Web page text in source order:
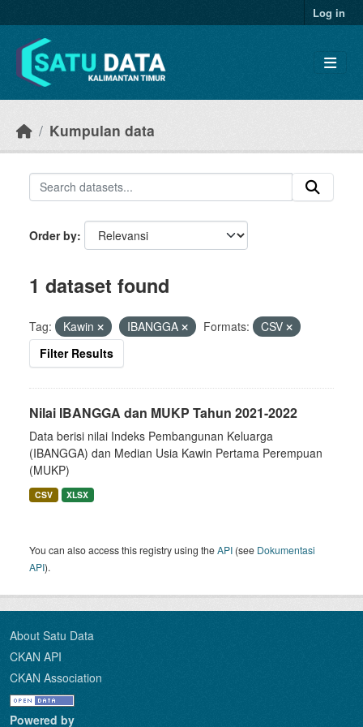
Log in
Kumpulan data
Order by
1 dataset found
Tag: Kawin IBANGGA Formats:
CSV
Filter Results
Nilai IBANGGA dan MUKP Tahun 2021-2022
Data berisi nilai Indeks Pembangunan Keluarga
(IBANGGA) dan Median Usia Kawin Pertama Perempuan
(MUKP)
CSV XLSX
You can also access this registry using theAPI (see Dokumentasi
API).
About Satu Data
CKAN API
CKAN Association
Powered by